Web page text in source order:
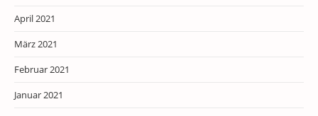
April 2021
März 2021
Februar 2021
Januar 2021